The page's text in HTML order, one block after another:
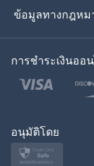
ภาษ
โป
ข้อมูลทางกฎหม
การชำระเงินออ
อนุมัติโดย